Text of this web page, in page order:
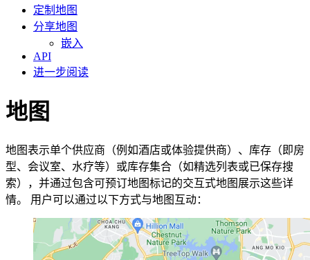
定制地图
分享地图
嵌入
API
进一步阅读
地图
地图表示单个供应商（例如酒店或体验提供商）、库存（即房
型、会议室、水疗等）或库存集合（如精选列表或已保存搜
索），并通过包含可预订地图标记的交互式地图展示这些详
情。 用户可以通过以下方式与地图互动：